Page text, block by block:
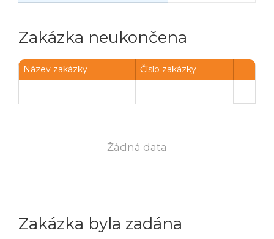
Zakázka neukončena
Název zakázky Číslo zakázky
Žádná data
Zakázka byla zadána